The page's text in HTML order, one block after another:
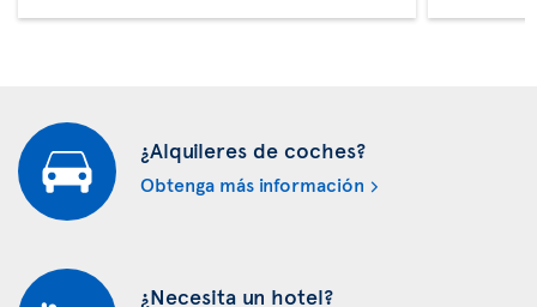
¿Alquileres de coches?
Obtenga más información
¿Necesita un hotel?